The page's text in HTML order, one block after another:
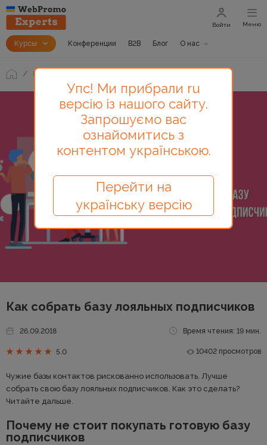
Курсы Конференции B2B Блог О нас
Войти Меню
Блог
Как собрать базу лояльных подписчиков
26.09.2018 Время чтения: 19 мин.
5.0 10402 просмотров
Чужие базы контактов рискованно использовать. Лучше
собрать свою базу лояльных подписчиков. Как это сделать?
Читайте дальше.
Почему не стоит покупать готовую базу
подписчиков
Упс! Ми прибрали ru
версію із нашого сайту.
Запрошуємо вас
ознайомитись з
контентом українською.
Перейти на
українську версію